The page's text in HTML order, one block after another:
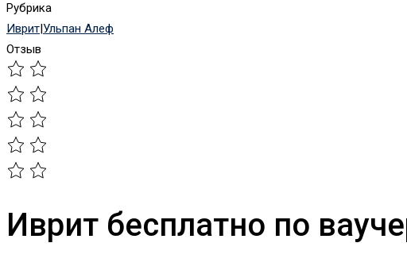
Рубрика
Иврит|Ульпан Алеф
Отзыв
Иврит бесплатно по